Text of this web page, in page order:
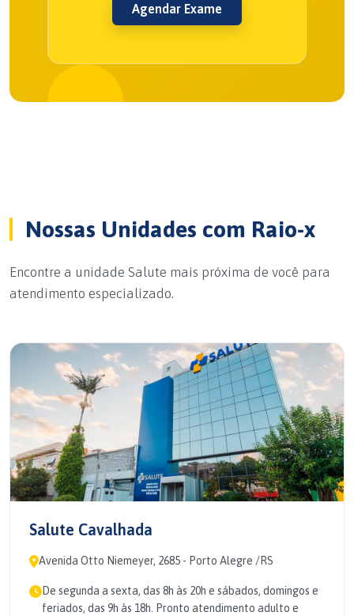
Agendar Exame
Nossas Unidades com Raio-x
Encontre a unidade Salute mais próxima de você para
atendimento especializado.
Salute Cavalhada
Avenida Otto Niemeyer, 2685 - Porto Alegre /RS
De segunda a sexta, das 8h às 20h e sábados, domingos e
feriados, das 9h às 18h. Pronto atendimento adulto e